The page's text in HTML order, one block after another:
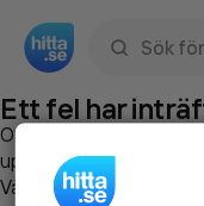
Ett fel har
Om du vill kan du
uppstod så att vi lättare
Vänligen försök med